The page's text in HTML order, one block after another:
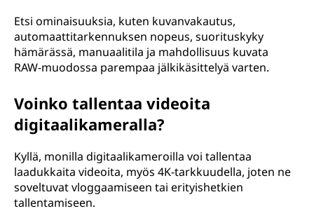
Etsi ominaisuuksia, kuten kuvanvakautus,
automaattitarkennuksen nopeus, suorituskyky
hämärässä, manuaalitila ja mahdollisuus kuvata
RAW-muodossa parempaa jälkikäsittelyä varten.
Voinko tallentaa videoita
digitaalikameralla?
Kyllä, monilla digitaalikameroilla voi tallentaa
laadukkaita videoita, myös 4K-tarkkuudella, joten ne
soveltuvat vloggaamiseen tai erityishetkien
tallentamiseen.